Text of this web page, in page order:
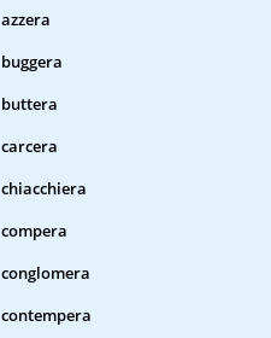
azzera
buggera
buttera
carcera
chiacchiera
compera
conglomera
contempera